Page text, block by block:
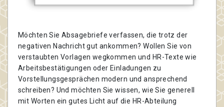
Möchten Sie Absagebriefe verfassen, die trotz der
negativen Nachricht gut ankommen? Wollen Sie von
verstaubten Vorlagen wegkommen und HR-Texte wie
Arbeitsbestätigungen oder Einladungen zu
Vorstellungsgesprächen modern und ansprechend
schreiben? Und möchten Sie wissen, wie Sie generell
mit Worten ein gutes Licht auf die HR-Abteilung